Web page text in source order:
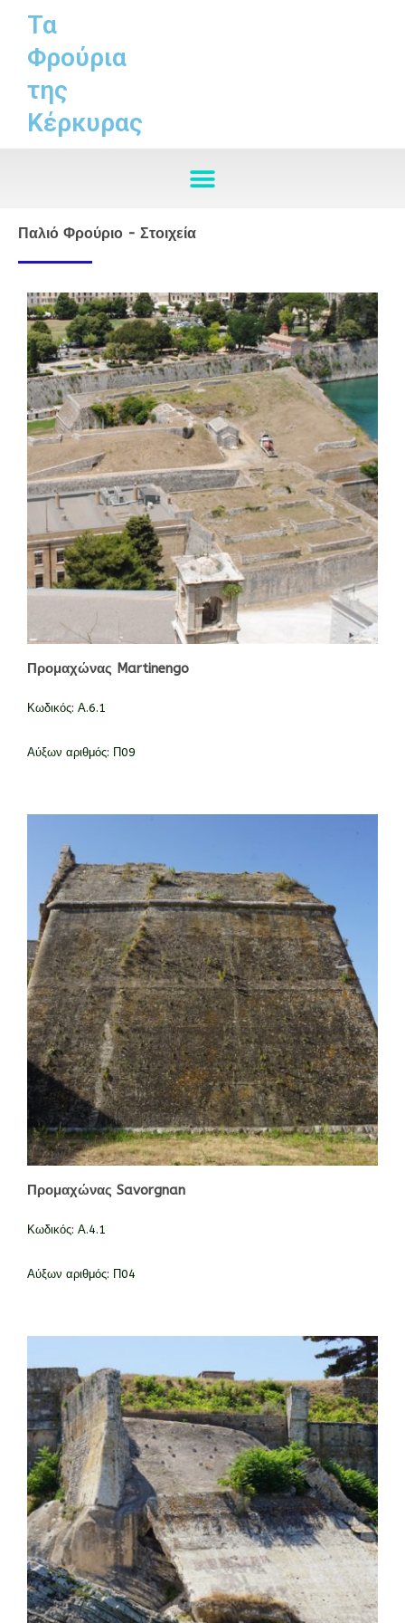
Skip
content
Τα
Φρούρια
της
Κέρκυρας
Παλιό Φρούριο - Στοιχεία
Προμαχώνας Martinengo
Κωδικός: Α.6.1
Αύξων αριθμός: Π09
Προμαχώνας Savorgnan
Κωδικός: Α.4.1
Αύξων αριθμός: Π04